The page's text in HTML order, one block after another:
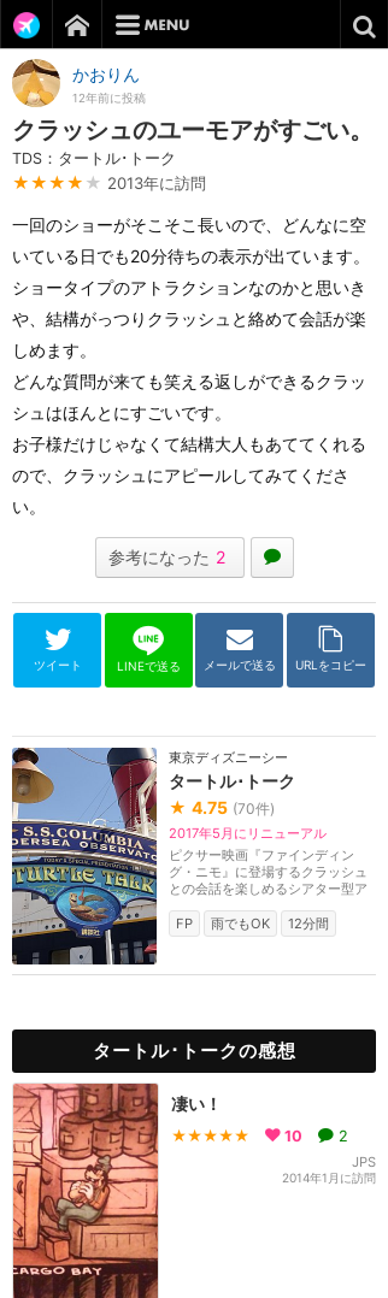
かおりん
12年前に投稿
クラッシュのユーモアがすごい。
TDS：タートル･トーク
★★★★ ★ 2013年に訪問
一回のショーがそこそこ長いので、どんなに空
いている日でも20分待ちの表示が出ています。
ショータイプのアトラクションなのかと思いき
や、結構がっつりクラッシュと絡めて会話が楽
しめます。
どんな質問が来ても笑える返しができるクラッ
シュはほんとにすごいです。
お子様だけじゃなくて結構大人もあててくれる
ので、クラッシュにアピールしてみてくださ
い。
参考になった 2
ツイート LINEで送る メールで送る URLをコピー
東京ディズニーシー
タートル･トーク
★ 4.75 (70件)
2017年5月にリニューアル
ピクサー映画『ファインディン
グ・ニモ』に登場するクラッシュ
との会話を楽しめるシアター型ア
FP
雨でもOK 12分間
タートル･トークの感想
凄い！
★★★★★ 10 2
JPS
2014年1月に訪問